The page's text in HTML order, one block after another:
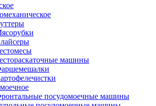
машины
посудомоечные машины